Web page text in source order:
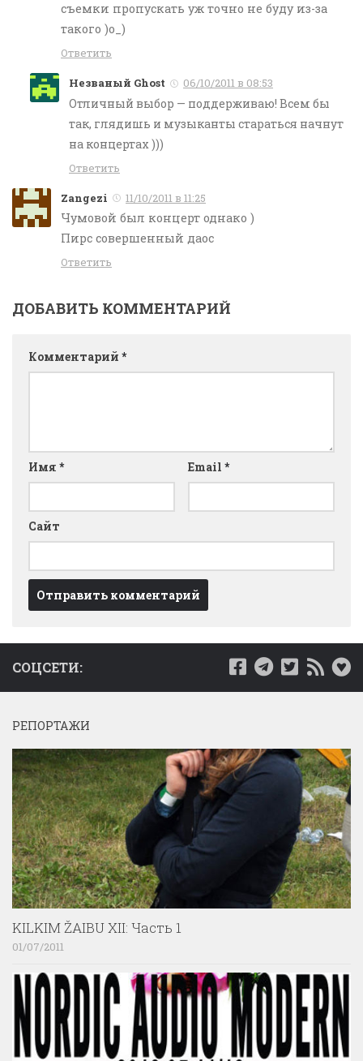
съемки пропускать уж точно не буду из-за
такого )о_)
Ответить
Незваный Ghost 06/10/2011 в 08:53
Отличный выбор — поддерживаю! Всем бы
так, глядишь и музыканты стараться начнут
на концертах )))
Ответить
Zangezi 11/10/2011 в 11:25
Чумовой был концерт однако )
Пирс совершенный даос
Ответить
ДОБАВИТЬ КОММЕНТАРИЙ
Комментарий *
Имя * Email *
Сайт
СОЦСЕТИ:
РЕПОРТАЖИ
KILKIM ŽAIBU XII: Часть 1
01/07/2011